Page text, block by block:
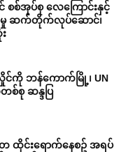
စ်အုပ်စု လေကြောင်းနှင့်
ဆက်တိုက်လုပ်ဆောင်၊
င်ကို ဘန်ကောက်မြို့၊ UN
စ်စု ဆန္ဒပြ
တ ထိုင်းရောက်နေစဥ် အရပ်